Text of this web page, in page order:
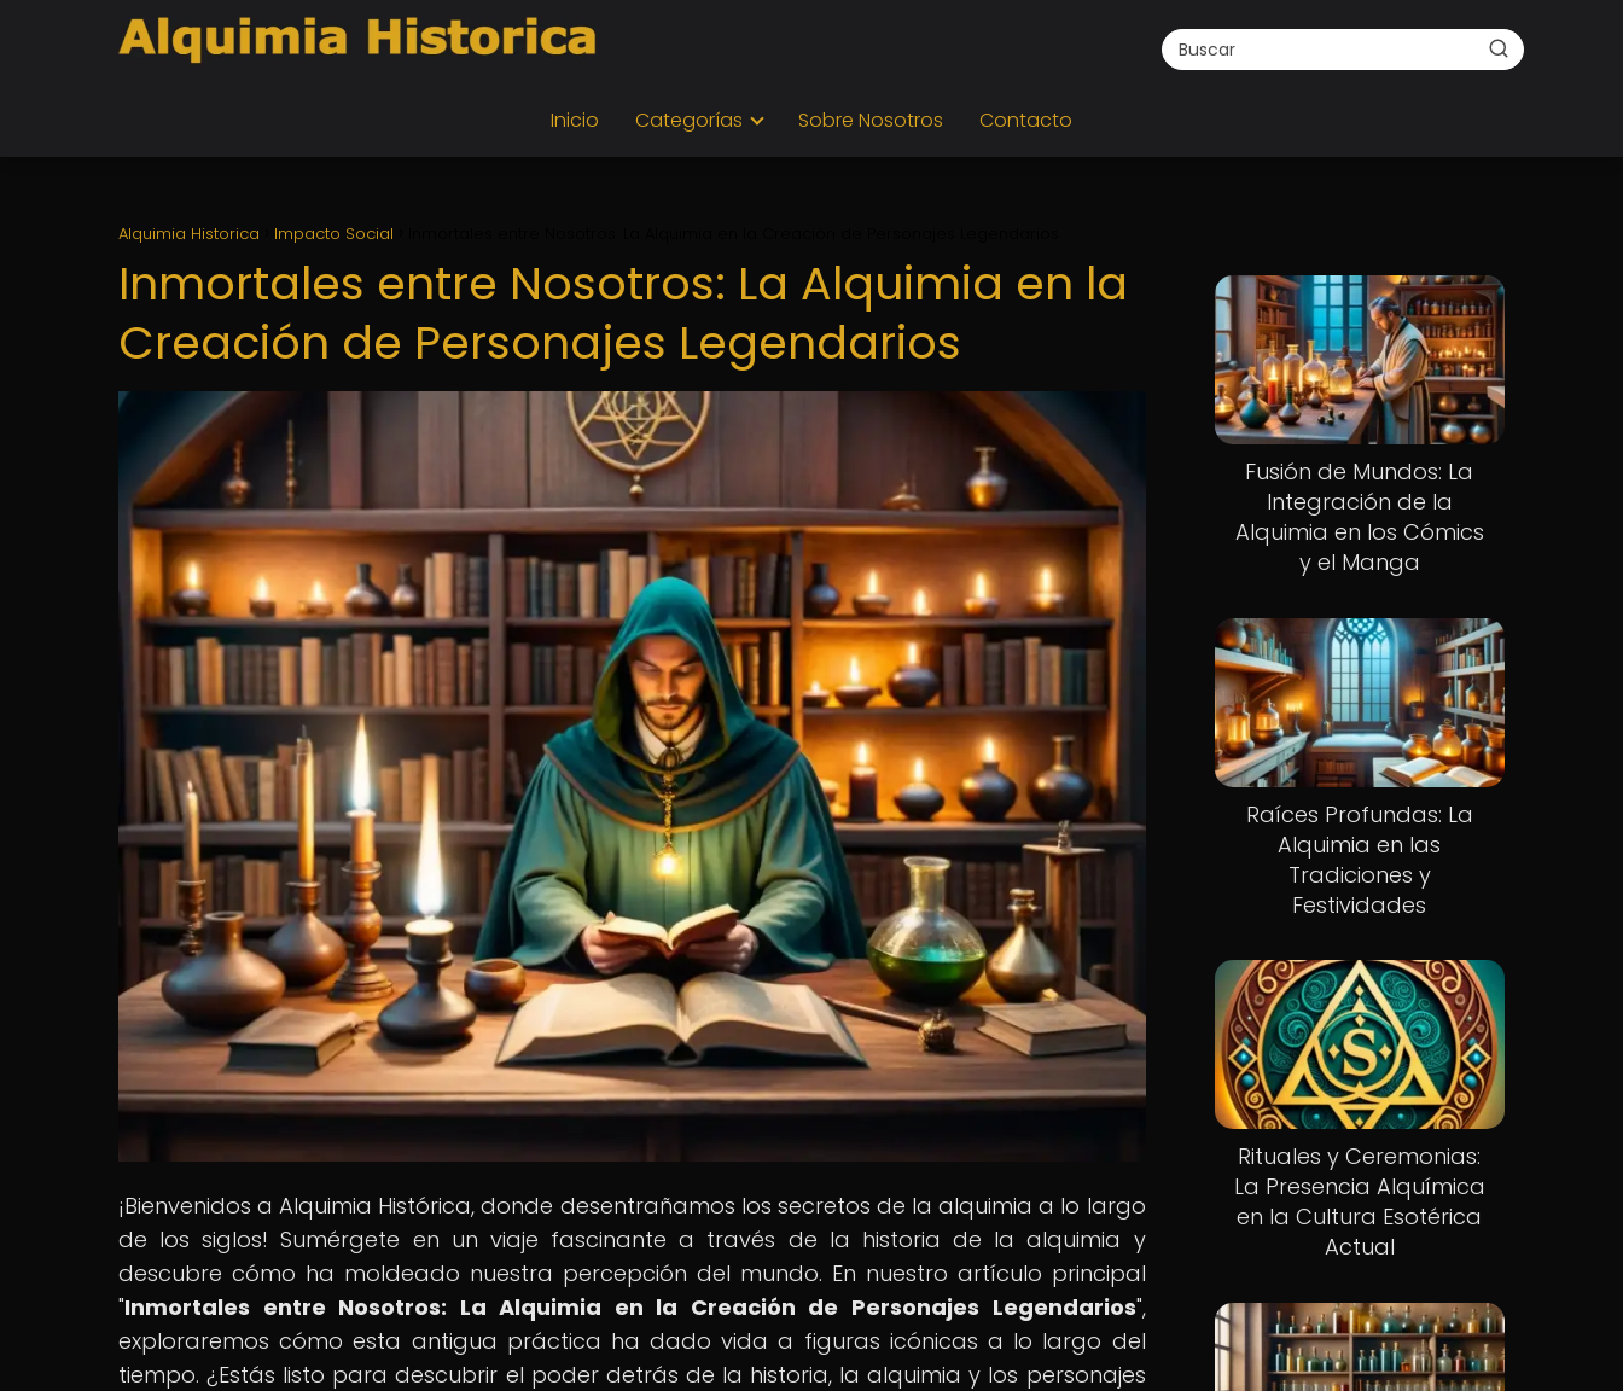
Inicio Categorías Sobre Nosotros Contacto
Alquimia Historica Impacto Social
Inmortales entre Nosotros: La Alquimia en la
Creación de Personajes Legendarios
¡Bienvenidos a Alquimia Histórica, donde desentrañamos los secretos de la alquimia a lo largo
de los siglos! Sumérgete en un viaje fascinante a través de la historia de la alquimia y
descubre cómo ha moldeado nuestra percepción del mundo. En nuestro artículo principal
"Inmortales entre Nosotros: La Alquimia en la Creación de Personajes Legendarios",
exploraremos cómo esta antigua práctica ha dado vida a figuras icónicas a lo largo del
tiempo. ¿Estás listo para descubrir el poder detrás de la historia, la alquimia y los personajes
Fusión de Mundos: La
Integración de la
Alquimia en los Cómics
y el Manga
Raíces Profundas: La
Alquimia en las
Tradiciones y
Festividades
Rituales y Ceremonias:
La Presencia Alquímica
en la Cultura Esotérica
Actual